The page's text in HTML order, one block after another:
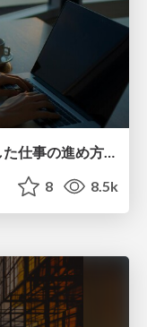
Getting Things Done をベースにした仕事の進め方 / How to Work with Getting Things Done
8 8.5k